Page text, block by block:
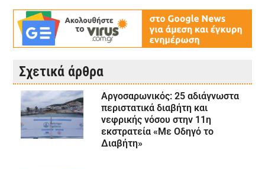
Σχετικά άρθρα
Αργοσαρωνικός: 25 αδιάγνωστα
περιστατικά διαβήτη και
νεφρικής νόσου στην 11η
εκστρατεία «Με Οδηγό το
Διαβήτη»